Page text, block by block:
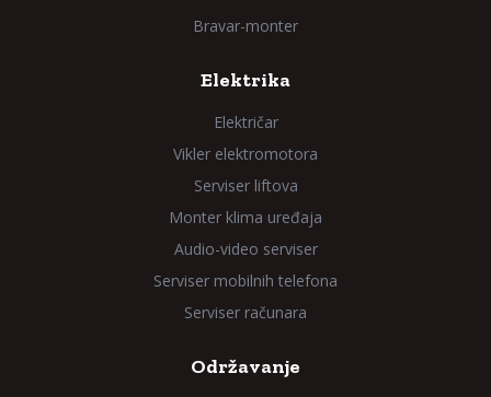
Bravar-monter
Elektrika
Električar
Vikler elektromotora
Serviser liftova
Monter klima uređaja
Audio-video serviser
Serviser mobilnih telefona
Serviser računara
Održavanje